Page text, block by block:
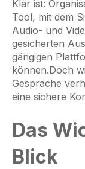
Klar ist:
Tool, mit dem
Audio- und
gesicherten
gängigen
können.Doch
Gespräche
eine sichere
Das
Blick